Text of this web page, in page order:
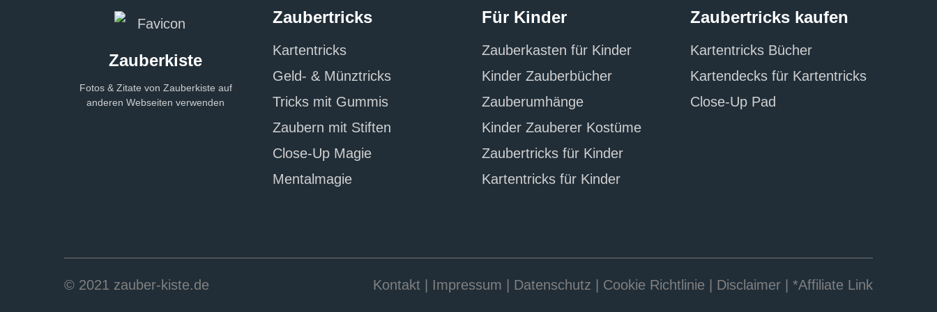
Zauberkiste
Fotos & Zitate von Zauberkiste auf
anderen Webseiten verwenden
Zaubertricks
Kartentricks
Geld- & Münztricks
Tricks mit Gummis
Zaubern mit Stiften
Close-Up Magie
Mentalmagie
Für Kinder
Zauberkasten für Kinder
Kinder Zauberbücher
Zauberumhänge
Kinder Zauberer Kostüme
Zaubertricks für Kinder
Kartentricks für Kinder
Zaubertricks kaufen
Kartentricks Bücher
Kartendecks für Kartentricks
Close-Up Pad
© 2021 zauber-kiste.de Kontakt Impressum Datenschutz Cookie Richtlinie Disclaimer| *Affiliate Link